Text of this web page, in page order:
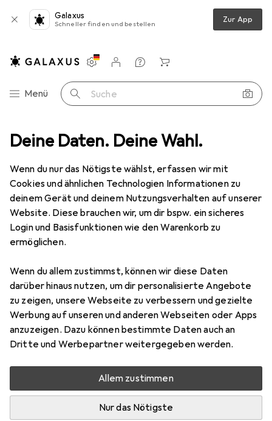
Deine Daten. Deine Wahl.
Wenn du nur das Nötigste wählst, erfassen wir mit
Cookies und ähnlichen Technologien Informationen zu
deinem Gerät und deinem Nutzungsverhalten auf unserer
Website. Diese brauchen wir, um dir bspw. ein sicheres
Login und Basisfunktionen wie den Warenkorb zu
ermöglichen.
Wenn du allem zustimmst, können wir diese Daten
darüber hinaus nutzen, um dir personalisierte Angebote
zu zeigen, unsere Webseite zu verbessern und gezielte
Werbung auf unseren und anderen Webseiten oder Apps
anzuzeigen. Dazu können bestimmte Daten auch an
Dritte und Werbepartner weitergegeben werden.
Allem zustimmen
Nur das Nötigste
Galaxus
Schneller finden und bestellen Zur App
Navigation nach Kategorien
Menü Suche
Einstellungen
Kundenkonto
Vergleichslisten
Merklisten
Warenkorb
Wanddekoration Bilderrahmen Walther Design Stockholm
4 Bilder
Walther DesignStockholm
Preis in EUR inkl. MwSt.
EUR
18,50
Schneller lieferbar
Angebot für
EUR
29,44
Zwischen Sa, 15.8. und Mi, 19.8. geliefert